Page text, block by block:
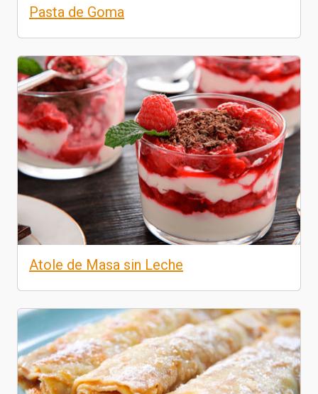
Pasta de Goma
Atole de Masa sin Leche